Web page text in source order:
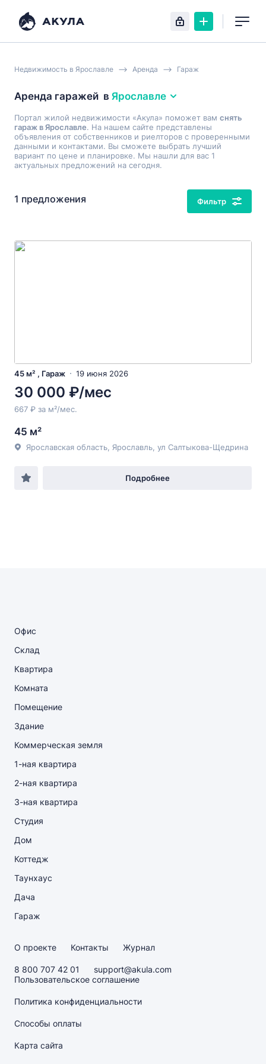
Недвижимость в Ярославле Аренда Гараж
Аренда гаражей в Ярославле
Портал жилой недвижимости «Акула» поможет вам снять
гараж в Ярославле. На нашем сайте представлены
объявления от собственников и риелторов с проверенными
данными и контактами. Вы сможете выбрать лучший
вариант по цене и планировке. Мы нашли для вас 1
актуальных предложений на сегодня.
1 предложения Фильтр
45 м² , Гараж 19 июня 2026
30 000 ₽/мес
667 ₽ за м²/мес.
45 м²
Ярославская область, Ярославль, ул Салтыкова-Щедрина
Подробнее
Офис
Склад
Квартира
Комната
Помещение
Здание
Коммерческая земля
1-ная квартира
2-ная квартира
3-ная квартира
Студия
Дом
Коттедж
Таунхаус
Дача
Гараж
О проекте Контакты Журнал
8 800 707 42 01
support@akula.com
Пользовательское соглашение
Политика конфиденциальности
Способы оплаты
Карта сайта